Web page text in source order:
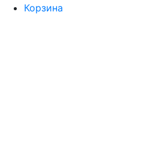
Корзина